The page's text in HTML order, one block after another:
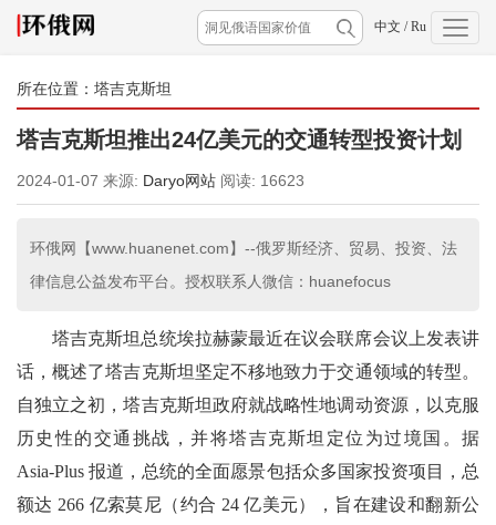
中文 / Ru
所在位置： 塔吉克斯坦
塔吉克斯坦推出24亿美元的交通转型投资计划
2024-01-07 来源: Daryo网站 阅读: 16623
环俄网【www.huanenet.com】--俄罗斯经济、贸易、投资、法
律信息公益发布平台。授权联系人微信：huanefocus
塔吉克斯坦总统埃拉赫蒙最近在议会联席会议上发表讲
话，概述了塔吉克斯坦坚定不移地致力于交通领域的转型。
自独立之初，塔吉克斯坦政府就战略性地调动资源，以克服
历史性的交通挑战，并将塔吉克斯坦定位为过境国。据
Asia-Plus 报道，总统的全面愿景包括众多国家投资项目，总
额达 266 亿索莫尼（约合 24 亿美元），旨在建设和翻新公